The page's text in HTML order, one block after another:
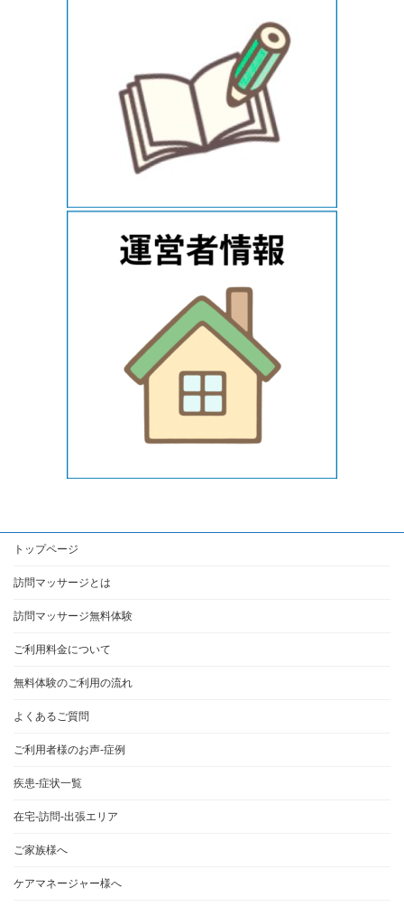
トップページ
訪問マッサージとは
訪問マッサージ無料体験
ご利用料金について
無料体験のご利用の流れ
よくあるご質問
ご利用者様のお声-症例
疾患-症状一覧
在宅-訪問-出張エリア
ご家族様へ
ケアマネージャー様へ